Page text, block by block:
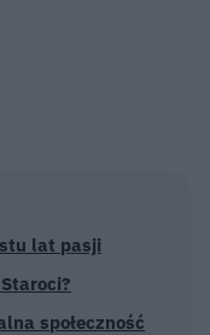
lat pasji
społeczność